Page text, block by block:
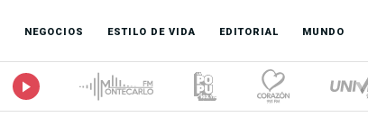
NEGOCIOS ESTILO DE VIDA EDITORIAL MUNDO